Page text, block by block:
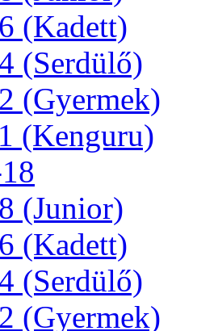
(Kadett)
(Serdülő)
(Gyermek)
(Kenguru)
(Junior)
(Kadett)
(Serdülő)
(Gyermek)